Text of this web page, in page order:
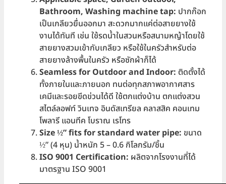
Bathroom, Washing machine tap: ปากก๊อก
เป็นเกลียวยื่นออกมา สะดวกมากแค่ต่อสายยางใช้
งานได้ทันที เช่น ใช้รดน้ำในสวนหรือสนามหญ้าโดยใช้
สายยางสวมเข้ากับเกลียว หรือใช้ในครัวสำหรับต่อ
สายยางล้างพื้นในครัว หรือซักผ้าก็ได้
Seamless for Outdoor and Indoor: ติดตั้งได้
ทั้งภายในและภายนอก ทนต่อทุกสภาพอากาศสาร
เคมีและรอยขีดข่วนได้ดี ใช้ตกแต่งบ้าน ตกแต่งสวน
สไตล์ลอฟท์ วินเทจ อินดัสเทรียล คลาสสิค คอนเทม
โพลารี แอนทีค โบราณ เรโทร
Size ½”fits for standard water pipe: ขนาด
½” (4 หุน) น้ำหนัก 5 – 0.6 กิโลกรัม/ชิ้น
ISO 9001 Certification: ผลิตจากโรงงานที่ได้
มาตรฐาน ISO 9001